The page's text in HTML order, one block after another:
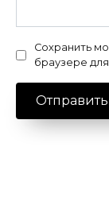
Сохранить
браузере